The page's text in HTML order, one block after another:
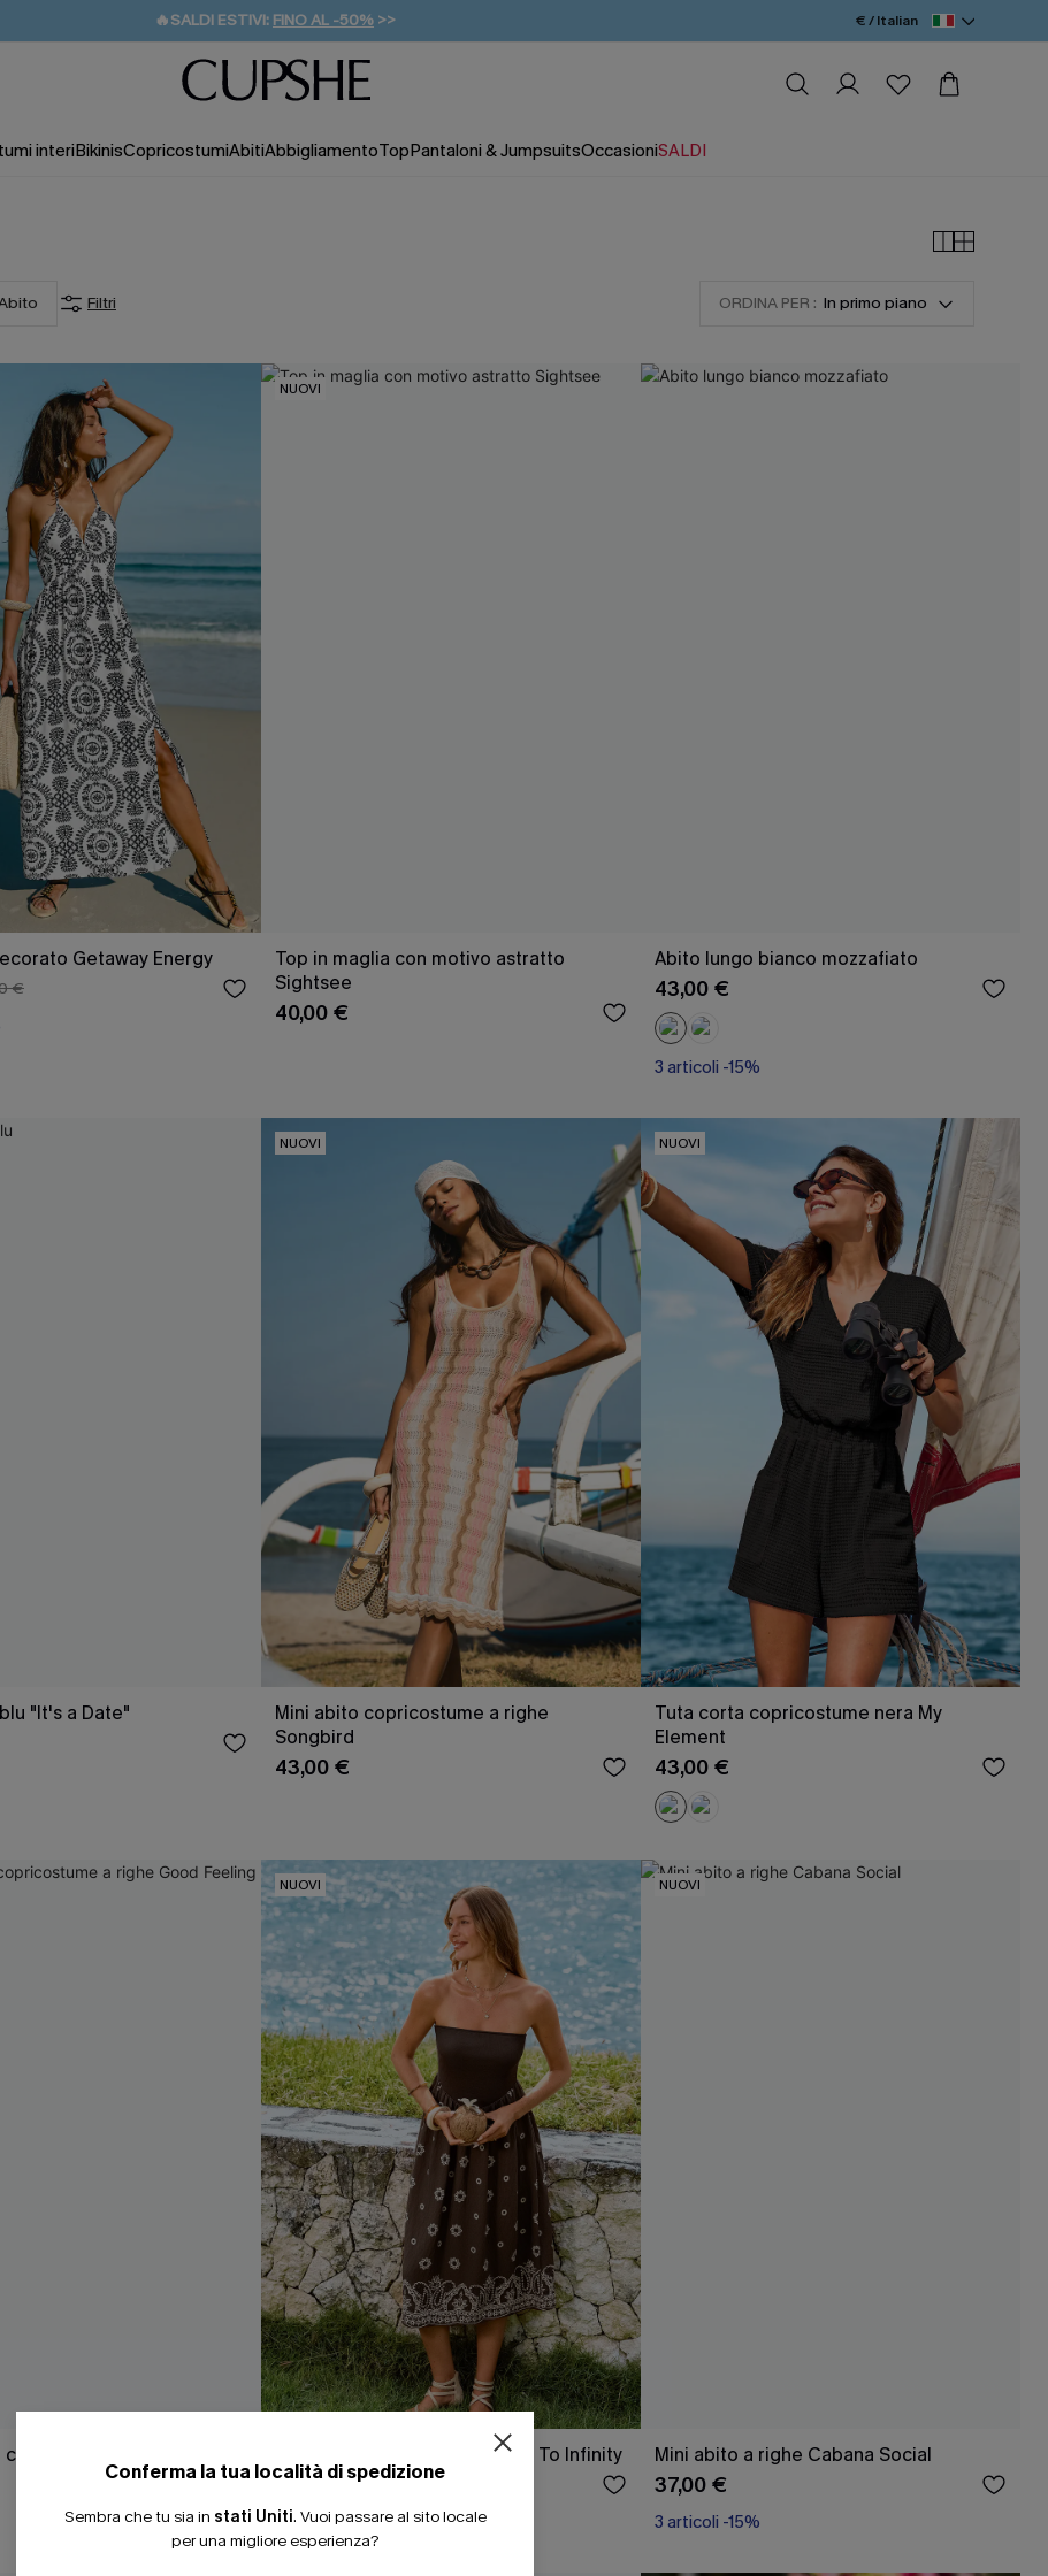
🔥SALDI ESTIVI: FINO AL -50% >>
🚚SPEDIZIONE GRATUITA DA 49€
💌REGALO PER I NUOVI: 20% DI SCONTO*
€ / Italian
interiBikinisCopricostumiAbitiAbbigliamentoTopPantaloni & JumpsuitsOccasioniSALDI
Filtri ORDINA PER : In primo piano
Getaway Energy
€
NUOVI
Top in maglia con motivo astratto
Sightsee
40,00 €
Abito lungo bianco mozzafiato
43,00 €
3 articoli -15%
"It's a Date"
NUOVI
Mini abito copricostume a righe
Songbird
43,00 €
NUOVI
Tuta corta copricostume nera My
Element
43,00 €
a righe Good
NUOVI
Abito midi con stampa paisley To Infinity
34,00 €
3 articoli -15%
NUOVI
Mini abito a righe Cabana Social
37,00 €
3 articoli -15%
Conferma la tua località di spedizione
Sembra che tu sia in stati Uniti. Vuoi passare al sito locale
per una migliore esperienza?
ISCRIVITI PER OTTENERE
15% DI SCONTO SENZA MINIMO D'ORDINE
20% DI SCONTO SU 2 O PIÙ ARTICOLI